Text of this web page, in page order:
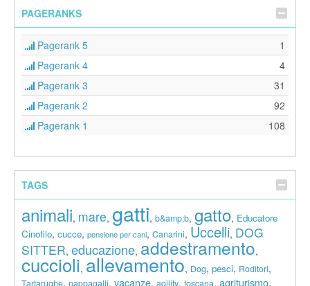
PAGERANKS
Pagerank 5
1
Pagerank 4
4
Pagerank 3
31
Pagerank 2
92
Pagerank 1
108
TAGS
animali, mare, gatti, b&amp;b, gatto, Educatore
Cinofilo, cucce, pensione per cani, Canarini, Uccelli, DOG
SITTER, educazione, addestramento,
cuccioli, allevamento, Dog, pesci, Roditori,
Tartarughe, pappagalli, vacanze, agility, toscana, agriturismo,